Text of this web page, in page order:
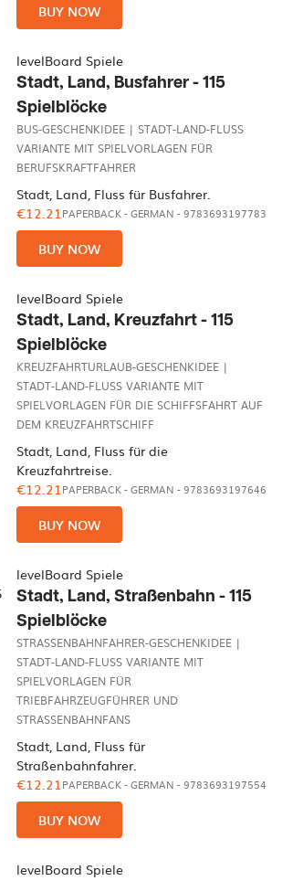
BUY NOW
levelBoard Spiele
Stadt, Land, Busfahrer - 115
Spielblöcke
BUS-GESCHENKIDEE | STADT-LAND-FLUSS
VARIANTE MIT SPIELVORLAGEN FÜR
BERUFSKRAFTFAHRER
Stadt, Land, Fluss für Busfahrer.
€12.21PAPERBACK-GERMAN - 9783693197783
BUY NOW
levelBoard Spiele
Stadt, Land, Kreuzfahrt - 115
Spielblöcke
KREUZFAHRTURLAUB-GESCHENKIDEE |
STADT-LAND-FLUSS VARIANTE MIT
SPIELVORLAGEN FÜR DIE SCHIFFSFAHRT AUF
DEM KREUZFAHRTSCHIFF
Stadt, Land, Fluss für die
Kreuzfahrtreise.
€12.21PAPERBACK-GERMAN - 9783693197646
BUY NOW
levelBoard Spiele
Stadt, Land, Straßenbahn - 115
Spielblöcke
STRASSENBAHNFAHRER-GESCHENKIDEE | S
TADT-LAND-FLUSS VARIANTE MIT S
PIELVORLAGEN FÜR T
RIEBFAHRZEUGFÜHRER UND S
TRASSENBAHNFANS
Stadt, Land, Fluss für
Straßenbahnfahrer.
€12.21PAPERBACK-GERMAN - 9783693197554
BUY NOW
levelBoard Spiele